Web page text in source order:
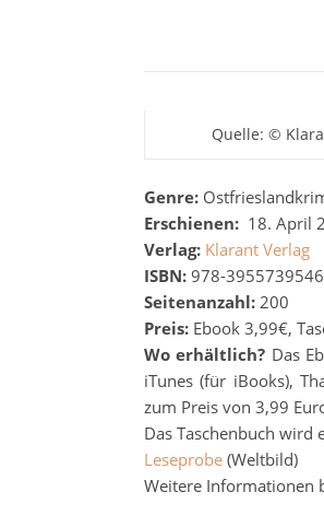
Quelle: ©
Genre:
Erschienen: 18. April
Verlag: Klarant Verlag
ISBN: 978-3955739546
Seitenanzahl: 200
Preis: Ebook 3,99€,
Wo erhältlich? Das
iTunes (für iBooks),
zum Preis von 3,99
Das Taschenbuch
Leseprobe (Weltbild)
Weitere Informationen